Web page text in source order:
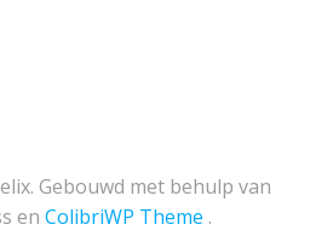
Gebouwd met behulp van
en ColibriWP Theme .